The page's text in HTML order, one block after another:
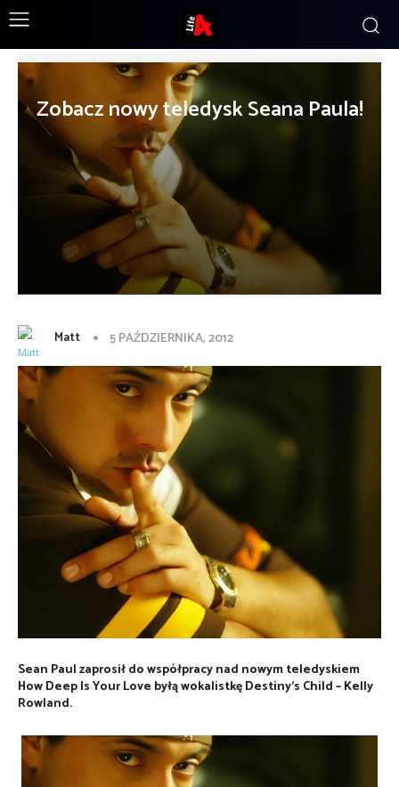
Zobacz nowy teledysk Seana Paula!
Matt 5 PAŹDZIERNIKA, 2012
Sean Paul zaprosił do współpracy nad nowym teledyskiem
How Deep Is Your Love byłą wokalistkę Destiny’s Child – Kelly
Rowland.